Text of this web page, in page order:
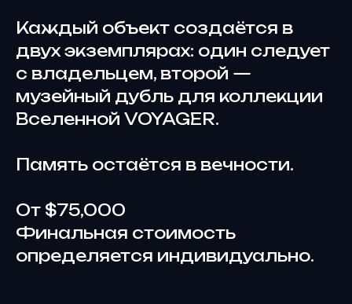
Каждый объект создаётся в
двух экземплярах: один следует
с владельцем, второй —
музейный дубль для коллекции
Вселенной VOYAGER.
Память остаётся в вечности.
От $75,000
Финальная стоимость
определяется индивидуально.